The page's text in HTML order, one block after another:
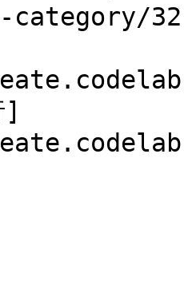
category/
]